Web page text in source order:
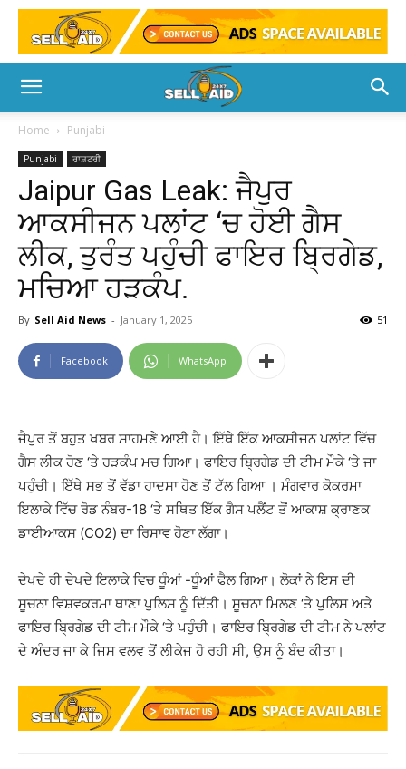
Home Punjabi
Punjabi ਰਾਸ਼ਟਰੀ
Jaipur Gas Leak: ਜੈਪੁਰ
ਆਕਸੀਜਨ ਪਲਾਂਟ ‘ਚ ਹੋਈ ਗੈਸ
ਲੀਕ, ਤੁਰੰਤ ਪਹੁੰਚੀ ਫਾਇਰ ਬ੍ਰਿਗੇਡ,
ਮਚਿਆ ਹੜਕੰਪ.
By Sell Aid News - January 1, 2025 51
Facebook WhatsApp
ਜੈਪੁਰ ਤੋਂ ਬਹੁਤ ਖਬਰ ਸਾਹਮਣੇ ਆਈ ਹੈ। ਇੱਥੇ ਇੱਕ ਆਕਸੀਜਨ ਪਲਾਂਟ ਵਿੱਚ
ਗੈਸ ਲੀਕ ਹੋਣ ‘ਤੇ ਹੜਕੰਪ ਮਚ ਗਿਆ। ਫਾਇਰ ਬ੍ਰਿਗੇਡ ਦੀ ਟੀਮ ਮੌਕੇ ‘ਤੇ ਜਾ
ਪਹੁੰਚੀ। ਇੱਥੇ ਸਭ ਤੋਂ ਵੱਡਾ ਹਾਦਸਾ ਹੋਣ ਤੋਂ ਟੱਲ ਗਿਆ । ਮੰਗਵਾਰ ਕੋਕਰਮਾ
ਇਲਾਕੇ ਵਿੱਚ ਰੋਡ ਨੰਬਰ-18 ‘ਤੇ ਸਥਿਤ ਇੱਕ ਗੈਸ ਪਲੈਂਟ ਤੋਂ ਆਕਾਸ਼ ਕ੍ਰਾਣਕ ​​
ਡਾਈਆਕਸ (CO2) ਦਾ ਰਿਸਾਵ ਹੋਣਾ ਲੱਗਾ।
ਦੇਖਦੇ ਹੀ ਦੇਖਦੇ ਇਲਾਕੇ ਵਿਚ ਧੂੰਆਂ -ਧੂੰਆਂ ਫੈਲ ਗਿਆ। ਲੋਕਾਂ ਨੇ ਇਸ ਦੀ
ਸੂਚਨਾ ਵਿਸ਼ਵਕਰਮਾ ਥਾਣਾ ਪੁਲਿਸ ਨੂੰ ਦਿੱਤੀ। ਸੂਚਨਾ ਮਿਲਣ ‘ਤੇ ਪੁਲਿਸ ਅਤੇ
ਫਾਇਰ ਬ੍ਰਿਗੇਡ ਦੀ ਟੀਮ ਮੌਕੇ ‘ਤੇ ਪਹੁੰਚੀ। ਫਾਇਰ ਬ੍ਰਿਗੇਡ ਦੀ ਟੀਮ ਨੇ ਪਲਾਂਟ
ਦੇ ਅੰਦਰ ਜਾ ਕੇ ਜਿਸ ਵਲਵ ਤੋਂ ਲੀਕੇਜ ਹੋ ਰਹੀ ਸੀ, ਉਸ ਨੂੰ ਬੰਦ ਕੀਤਾ।